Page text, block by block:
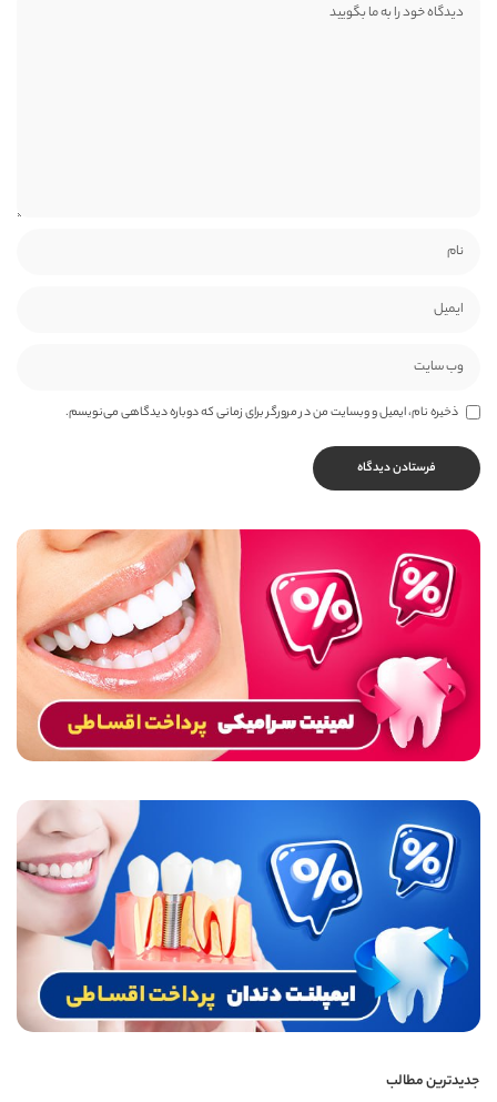
ذخیره نام، ایمیل و وبسایت من در مرورگر برای زمانی که دوباره دیدگاهی می‌نویسم.
جدیدترین مطالب